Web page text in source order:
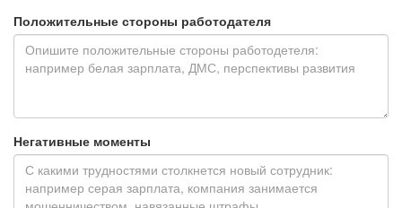
Положительные стороны работодателя
Негативные моменты